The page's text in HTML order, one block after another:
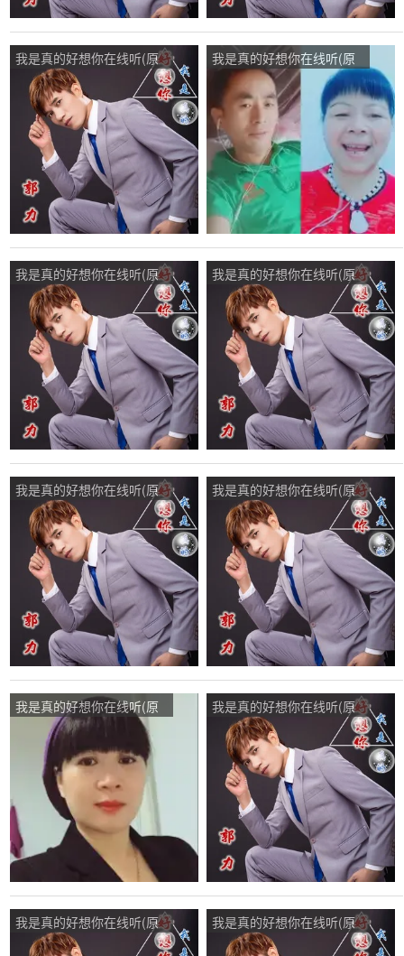
我是真的好想你在线听(原
唱是郭力)，美好人生(主号)
演唱点播:40次
我是真的好想你在线听(原
唱是郭力)，自然风光演唱
点播:141次
我是真的好想你在线听(原
唱是郭力)，小小演唱点
播:46次
我是真的好想你在线听(原
唱是郭力)，小金鱼新号演
唱点播:126次
我是真的好想你在线听(原
唱是郭力)，素颜如水演唱
点播:71次
我是真的好想你在线听(原
唱是郭力)，自由歌者演唱
点播:260次
我是真的好想你在线听(原
唱是郭力)，一如既往来访
演唱点播:648次
我是真的好想你在线听(原
唱是郭力)，笑看人生演唱
点播:53次
我是真的好想你在线听(原
唱是郭力)，秋演唱点播:65
我是真的好想你在线听(原
唱是郭力)，秋菊演唱点